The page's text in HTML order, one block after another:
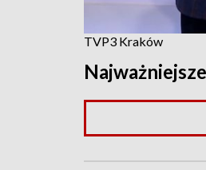
TVP3 Kraków